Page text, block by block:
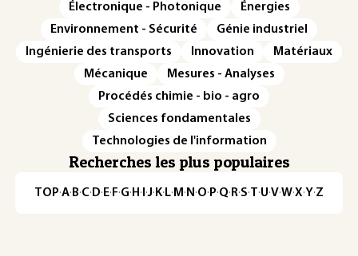
Électronique - Photonique
Énergies
Environnement - Sécurité
Génie industriel
Ingénierie des transports
Innovation
Matériaux
Mécanique
Mesures - Analyses
Procédés chimie - bio - agro
Sciences fondamentales
Technologies de l'information
Recherches les plus populaires
TOP·A·B·C· D· E· F·G· H · ·J· K· L· M · N ·O· P·Q· R·S·T·U·V·W·X·Y·Z